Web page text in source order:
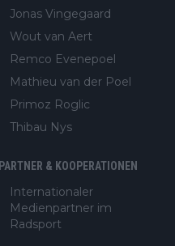
Jonas Vingegaard
Wout van Aert
Remco Evenepoel
Mathieu van der Poel
Primoz Roglic
Thibau Nys
PARTNER & KOOPERATIONEN
Internationaler
Medienpartner im
Radsport